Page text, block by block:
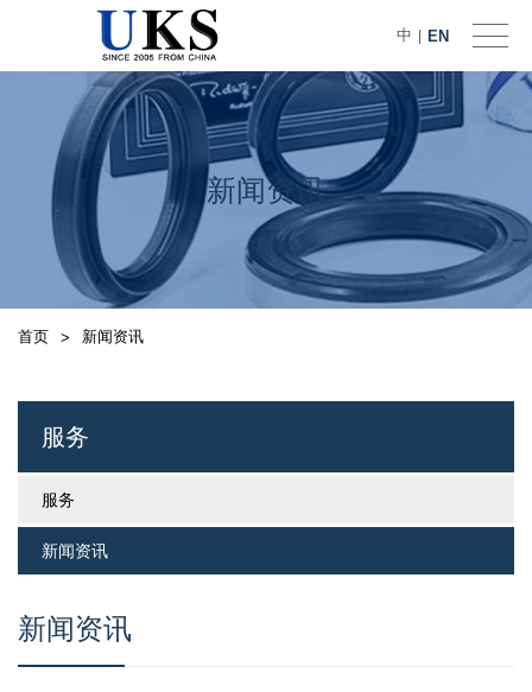
中 EN
新闻资讯
首页 > 新闻资讯
服务
服务
新闻资讯
新闻资讯